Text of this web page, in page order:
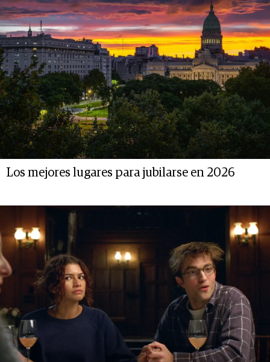
Los mejores lugares para jubilarse en 2026